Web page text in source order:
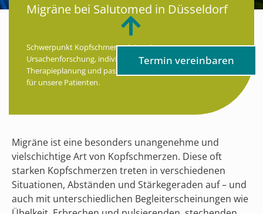
Termin vereinbaren
Migräne bei Salutomed in Düsseldorf
Schwerpunkt Kopfschmerz – intensive
Ursachenforschung, individuelle
Therapieplanung und passgenaue Behandlung
für unsere Patienten.
Migräne ist eine besonders unangenehme und
vielschichtige Art von Kopfschmerzen. Diese oft
starken Kopfschmerzen treten in verschiedenen
Situationen, Abständen und Stärkegeraden auf – und
auch mit unterschiedlichen Begleiterscheinungen wie